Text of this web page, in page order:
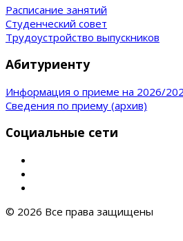
Расписание занятий
Студенческий совет
Трудоустройство выпускников
Абитуриенту
Информация о приеме на 2026/
Сведения по приему (архив)
Социальные сети
© 2026 Все права защищены